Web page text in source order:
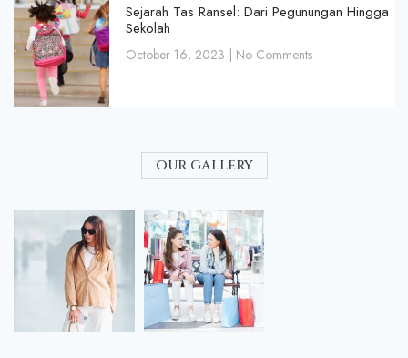
Sejarah Tas Ransel: Dari Pegunungan Hingga
Sekolah
October 16, 2023 No Comments
our gallery